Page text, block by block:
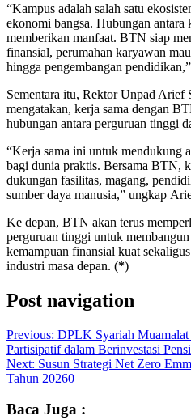
“Kampus adalah salah satu
ekonomi bangsa. Hubungan antara
memberikan manfaat. BTN siap
finansial, perumahan karyawan
hingga pengembangan
Sementara itu, Rektor Unpad Arief
mengatakan, kerja sama dengan
hubungan antara perguruan tinggi
“Kerja sama ini untuk mendukung
bagi dunia praktis. Bersama BTN,
dukungan fasilitas, magang,
sumber daya manusia,” ungkap
Ke depan, BTN akan terus
perguruan tinggi untuk
kemampuan finansial kuat
industri masa depan. (*)
Post navigation
Previous: DPLK Syariah
Partisipatif dalam Berinvestasi
Next: Susun Strategi Net Zero
Tahun 20260
Baca Juga :